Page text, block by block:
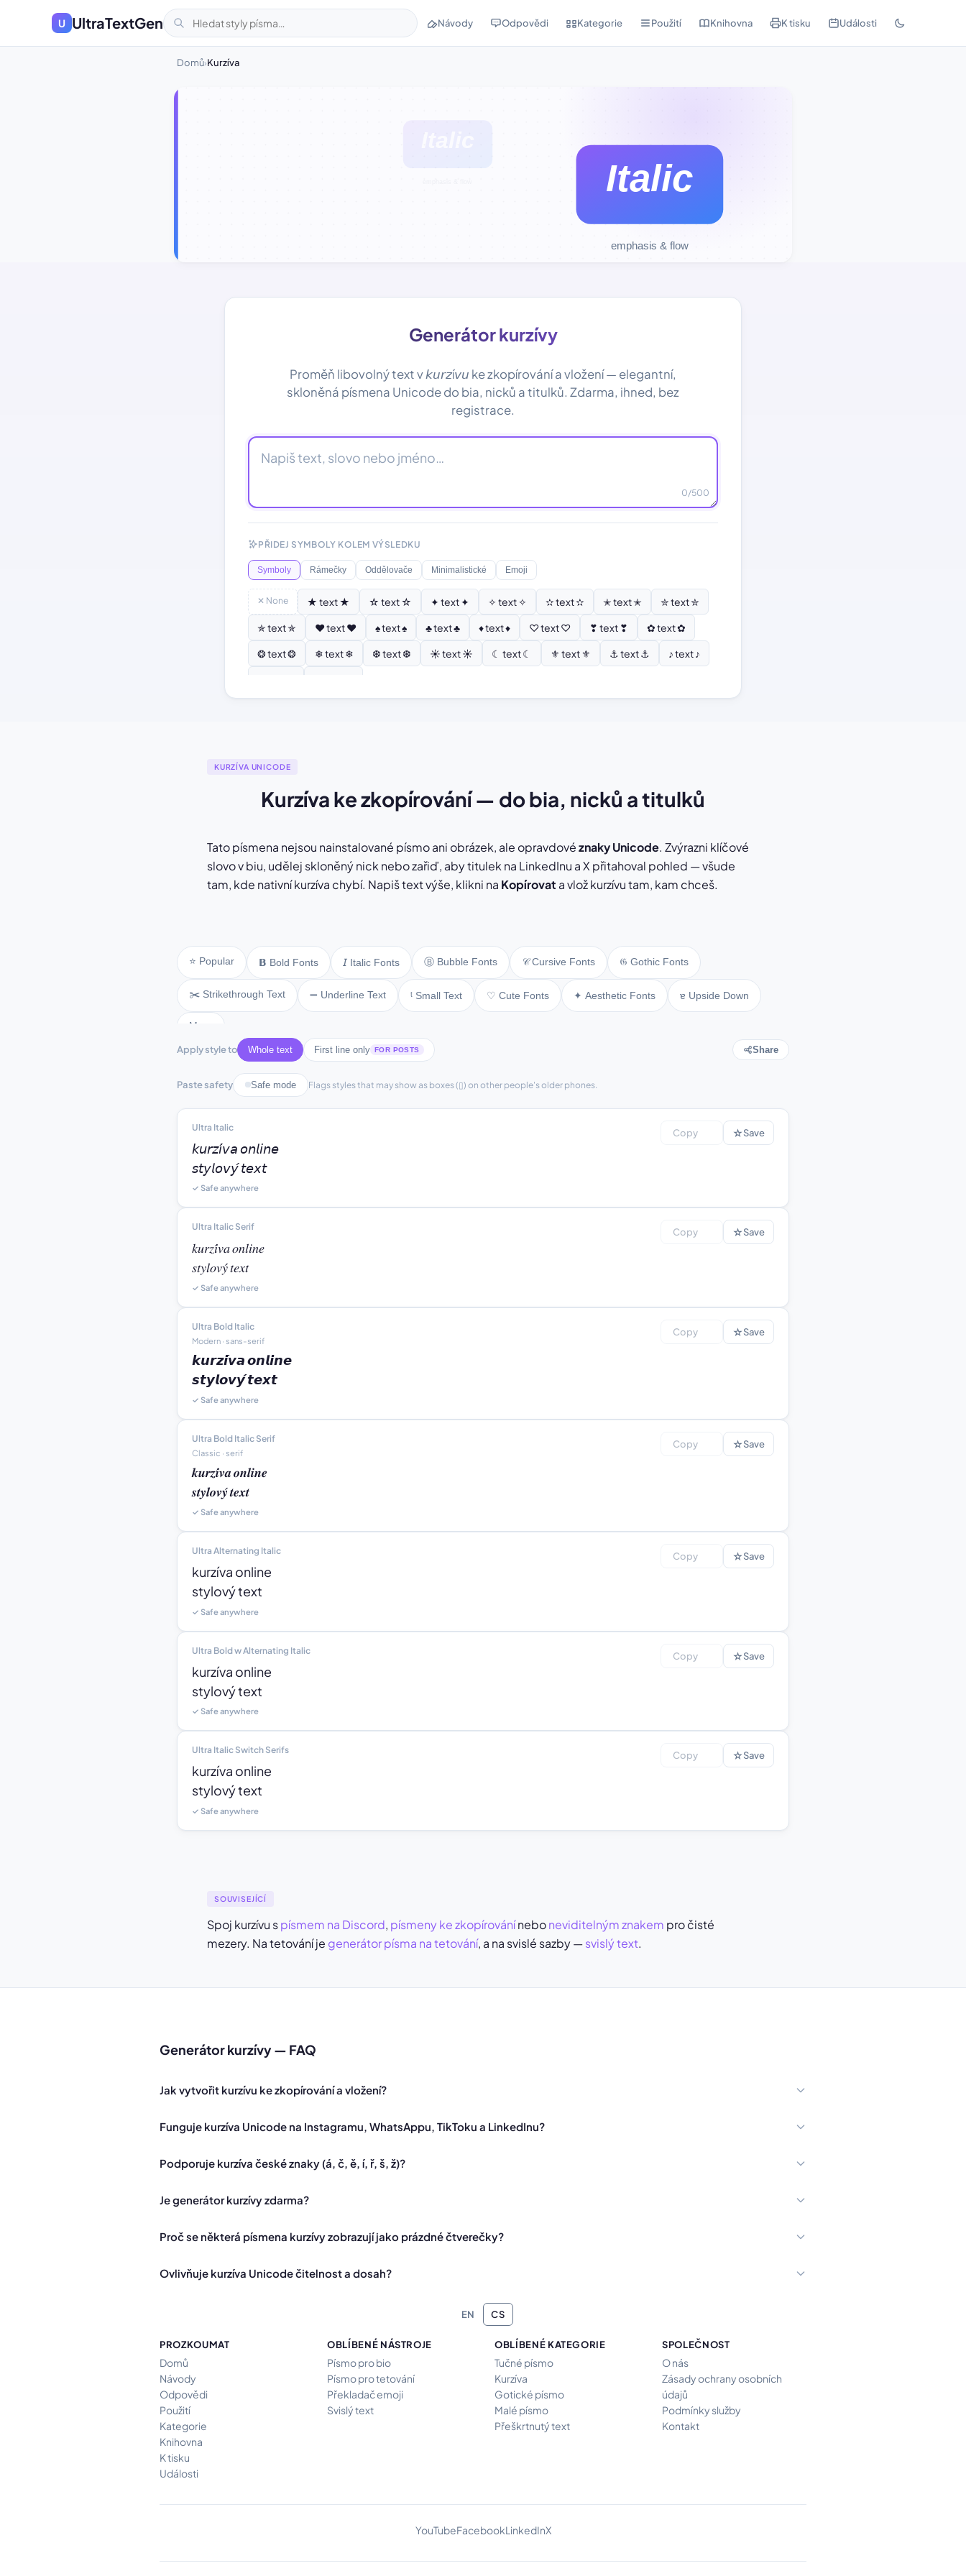
U UltraTextGen Návody Odpovědi Kategorie Použití Knihovna K tisku Události
Domů›Kurzíva
Generátor kurzívy
Proměň libovolný text v 𝘬𝘶𝘳𝘻í𝘷𝘶 ke zkopírování a vložení — elegantní,
skloněná písmena Unicode do bia, nicků a titulků. Zdarma, ihned, bez
registrace.
0/500
PŘIDEJ SYMBOLY KOLEM VÝSLEDKU
Symboly Rámečky Oddělovače Minimalistické Emoji
✕ None ★ text ★ ☆ text ☆ ✦ text ✦ ✧ text ✧ ✫ text ✫ ✭ text ✭
✮ text ✮
✯ text ✯
♥ text ♥ ♠ text ♠ ♣ text ♣ ♦ text ♦ ♡ text ♡ ❣ text ❣
✿ text ✿
❂ text ❂
❄ text ❄ ❆ text ❆ ☀ text ☀ ☾ text ☾ ⚜ text ⚜ ⚓ text ⚓
♪ text ♪
KURZÍVA UNICODE
Kurzíva ke zkopírování — do bia, nicků a titulků
Tato písmena nejsou nainstalované písmo ani obrázek, ale opravdovéznaky Unicode. Zvýrazni klíčové
slovo v biu, udělej skloněný nick nebo zařiď, aby titulek na LinkedInu a X přitahoval pohled — všude
tam, kde nativní kurzíva chybí. Napiš text výše, klikni na Kopírovat a vlož kurzívu tam, kam chceš.
⭐ Popular 𝗕 Bold Fonts 𝘐 Italic Fonts Ⓑ Bubble Fonts 𝒞 Cursive Fonts 𝔊 Gothic Fonts
✂️ Strikethrough Text ➖ Underline Text ᵗ Small Text ♡ Cute Fonts ✦ Aesthetic Fonts ɐ Upside Down
More
Apply style to Whole text First line only FOR POSTS Share
Paste safety Safe mode Flags styles that may show as boxes (▯) on other people's older phones.
Ultra Italic
𝘬𝘶𝘳𝘻𝘪́𝘷𝘢 𝘰𝘯𝘭𝘪𝘯𝘦
𝘴𝘵𝘺𝘭𝘰𝘷𝘺́ 𝘵𝘦𝘹𝘵
✓ Safe anywhere
Copy ☆Save
Ultra Italic Serif
𝑘𝑢𝑟𝑧𝑖́𝑣𝑎 𝑜𝑛𝑙𝑖𝑛𝑒
𝑠𝑡𝑦𝑙𝑜𝑣𝑦́ 𝑡𝑒𝑥𝑡
✓ Safe anywhere
Copy ☆Save
Ultra Bold Italic
Modern · sans-serif
𝙠𝙪𝙧𝙯𝙞́𝙫𝙖 𝙤𝙣𝙡𝙞𝙣𝙚
𝙨𝙩𝙮𝙡𝙤𝙫𝙮́ 𝙩𝙚𝙭𝙩
✓ Safe anywhere
Copy ☆Save
Ultra Bold Italic Serif
Classic · serif
𝒌𝒖𝒓𝒛𝒊́𝒗𝒂 𝒐𝒏𝒍𝒊𝒏𝒆
𝒔𝒕𝒚𝒍𝒐𝒗𝒚́ 𝒕𝒆𝒙𝒕
✓ Safe anywhere
Copy ☆Save
Ultra Alternating Italic
kurzíva online
stylový text
✓ Safe anywhere
Copy ☆Save
Ultra Bold w Alternating Italic
kurzíva online
stylový text
✓ Safe anywhere
Copy ☆Save
Ultra Italic Switch Serifs
kurzíva online
stylový text
✓ Safe anywhere
Copy ☆Save
SOUVISEJÍCÍ
Spoj kurzívu spísmem na Discord, písmeny ke zkopírováníneboneviditelným znakem pro čisté
mezery. Na tetování je generátor písma na tetování, a na svislé sazby —svislý text.
Generátor kurzívy — FAQ
Jak vytvořit kurzívu ke zkopírování a vložení?
Funguje kurzíva Unicode na Instagramu, WhatsAppu, TikToku a LinkedInu?
Podporuje kurzíva české znaky (á, č, ě, í, ř, š, ž)?
Je generátor kurzívy zdarma?
Proč se některá písmena kurzívy zobrazují jako prázdné čtverečky?
Ovlivňuje kurzíva Unicode čitelnost a dosah?
EN CS
PROZKOUMAT
Domů
Návody
Odpovědi
Použití
Kategorie
Knihovna
K tisku
Události
OBLÍBENÉ NÁSTROJE
Písmo pro bio
Písmo pro tetování
Překladač emoji
Svislý text
OBLÍBENÉ KATEGORIE
Tučné písmo
Kurzíva
Gotické písmo
Malé písmo
Přeškrtnutý text
SPOLEČNOST
O nás
Zásady ochrany osobních
údajů
Podmínky služby
Kontakt
YouTubeFacebookLinkedInX